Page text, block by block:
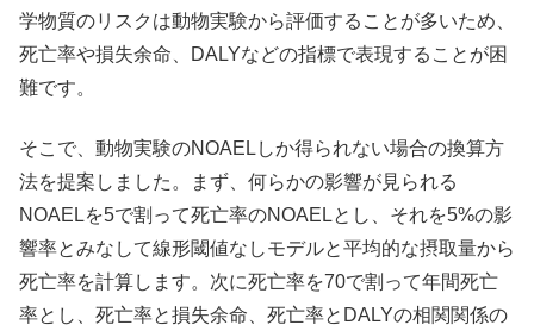
学物質のリスクは動物実験から評価することが多いため、
死亡率や損失余命、DALYなどの指標で表現することが困
難です。
そこで、動物実験のNOAELしか得られない場合の換算方
法を提案しました。まず、何らかの影響が見られる
NOAELを5で割って死亡率のNOAELとし、それを5%の影
響率とみなして線形閾値なしモデルと平均的な摂取量から
死亡率を計算します。次に死亡率を70で割って年間死亡
率とし、死亡率と損失余命、死亡率とDALYの相関関係の